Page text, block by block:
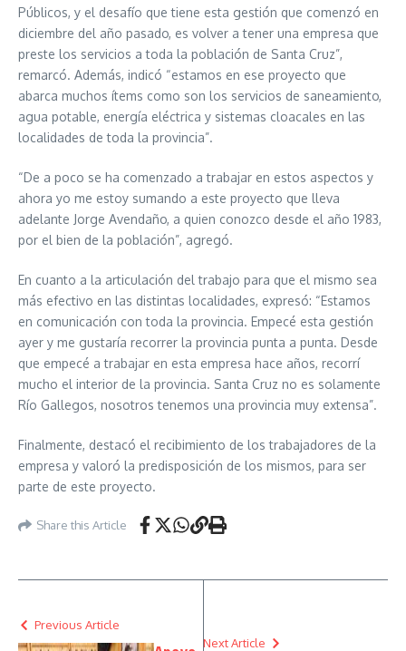
Públicos, y el desafío que tiene esta gestión que comenzó en
diciembre del año pasado, es volver a tener una empresa que
preste los servicios a toda la población de Santa Cruz”,
remarcó. Además, indicó “estamos en ese proyecto que
abarca muchos ítems como son los servicios de saneamiento,
agua potable, energía eléctrica y sistemas cloacales en las
localidades de toda la provincia”.
“De a poco se ha comenzado a trabajar en estos aspectos y
ahora yo me estoy sumando a este proyecto que lleva
adelante Jorge Avendaño, a quien conozco desde el año 1983,
por el bien de la población”, agregó.
En cuanto a la articulación del trabajo para que el mismo sea
más efectivo en las distintas localidades, expresó: “Estamos
en comunicación con toda la provincia. Empecé esta gestión
ayer y me gustaría recorrer la provincia punta a punta. Desde
que empecé a trabajar en esta empresa hace años, recorrí
mucho el interior de la provincia. Santa Cruz no es solamente
Río Gallegos, nosotros tenemos una provincia muy extensa”.
Finalmente, destacó el recibimiento de los trabajadores de la
empresa y valoró la predisposición de los mismos, para ser
parte de este proyecto.
Share this Article
Previous Article
Next Article